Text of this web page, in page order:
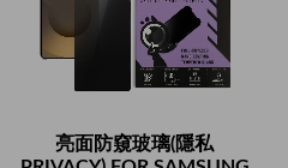
亮面防窺玻璃(隱私